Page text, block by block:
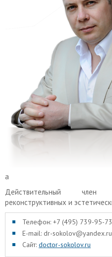
а
Действительный член
реконструктивных и
Телефон: +7 (495) 739-95-73
E-mail: dr-sokolov@yandex.ru
Сайт: doctor-sokolov.ru